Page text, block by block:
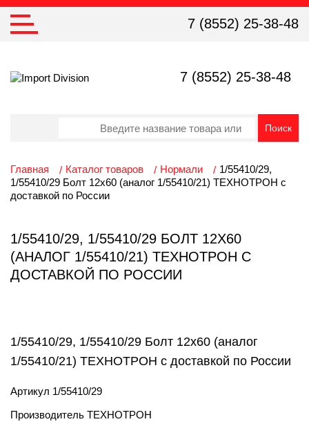
7 (8552) 25-38-48
7 (8552) 25-38-48
Главная Каталог товаров Нормали
1/55410/29,
1/55410/29 Болт 12х60 (аналог 1/55410/21) ТЕХНОТРОН с
доставкой по России
1/55410/29, 1/55410/29 БОЛТ 12Х60
(АНАЛОГ 1/55410/21) ТЕХНОТРОН С
ДОСТАВКОЙ ПО РОССИИ
1/55410/29, 1/55410/29 Болт 12х60 (аналог
1/55410/21) ТЕХНОТРОН с доставкой по России
Артикул 1/55410/29
Производитель ТЕХНОТРОН